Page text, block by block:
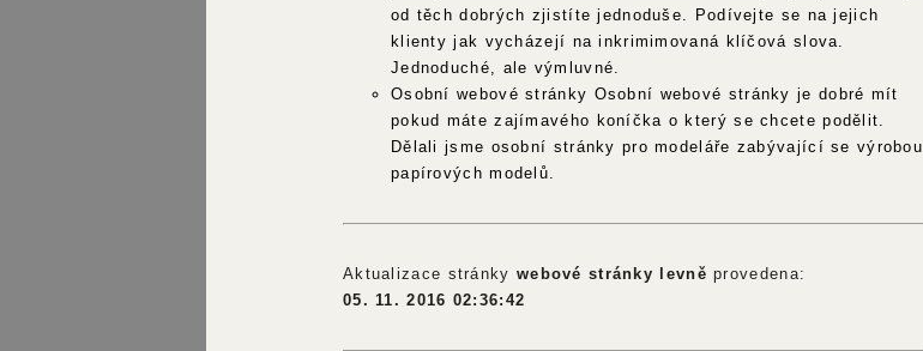
od těch dobrých zjistíte jednoduše. Podívejte se na jejich
klienty jak vycházejí na inkrimimovaná klíčová slova.
Jednoduché, ale výmluvné.
Osobní webové stránky Osobní webové stránky je dobré mít
pokud máte zajímavého koníčka o který se chcete podělit.
Dělali jsme osobní stránky pro modeláře zabývající se výrobou
papírových modelů.
Aktualizace stránky webové stránky levně provedena:
05. 11. 2016 02:36:42